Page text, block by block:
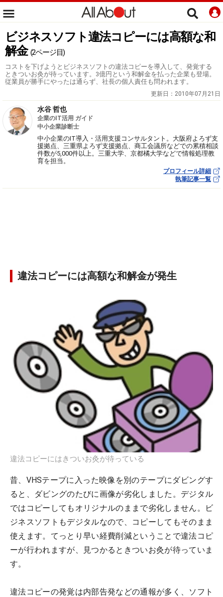
ビジネスソフト違法コピーには高額な和
解金 (2ページ目)
コストを下げようとビジネスソフトの違法コピーを導入して、発覚する
ときついお灸が待っています。3億円という和解金を払った企業も登場。
従業員が勝手にやったは通らず、社長の個人責任も問われます。
更新日： 2010年07月21日
水谷 哲也
企業のIT活用 ガイド
中小企業診断士
中小企業のIT導入・活用支援コンサルタント。大阪府よろず支
援拠点、三重県よろず支援拠点、商工会議所などでの累積相談
件数が5,000件以上。三重大学、京都橘大学などで情報処理教
育を担当。
プロフィール詳細
執筆記事一覧
違法コピーには高額な和解金が発生
違法コピーにはきついお灸が待っている
昔、VHSテープに入った映像を別のテープにダビングす
ると、ダビングのたびに画像が劣化しました。デジタル
ではコピーしてもオリジナルのままで劣化しません。ビ
ジネスソフトもデジタルなので、コピーしてもそのまま
使えます。てっとり早い経費削減ということで違法コピ
ーが行われますが、見つかるときついお灸が待っていま
す。
違法コピーの発覚は内部告発などの通報が多く、ソフト